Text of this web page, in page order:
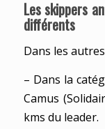
Les skippers
différents
Dans les
– Dans la
Camus
kms du leader.